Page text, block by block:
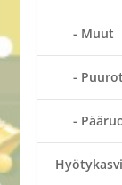
Muut
Puurot